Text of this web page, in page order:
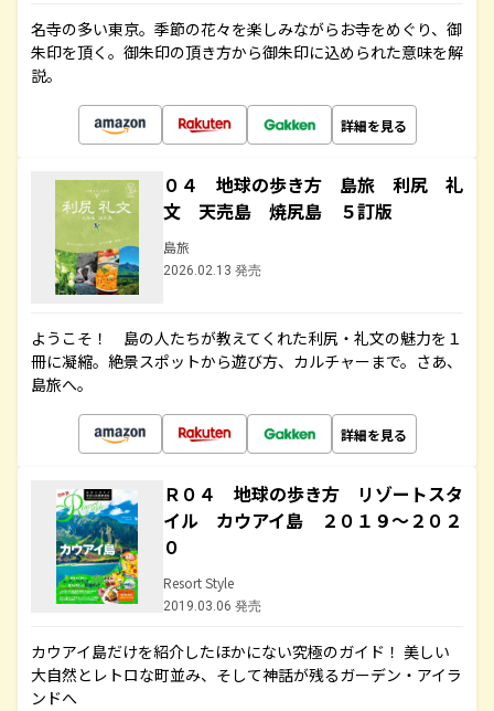
名寺の多い東京。季節の花々を楽しみながらお寺をめぐり、御
朱印を頂く。御朱印の頂き方から御朱印に込められた意味を解
説。
詳細を見る
０４ 地球の歩き方 島旅 利尻 礼
文 天売島 焼尻島 ５訂版
島旅
2026.02.13 発売
ようこそ！ 島の人たちが教えてくれた利尻・礼文の魅力を１
冊に凝縮。絶景スポットから遊び方、カルチャーまで。さあ、
島旅へ。
詳細を見る
Ｒ０４ 地球の歩き方 リゾートスタ
イル カウアイ島 ２０１９～２０２
０
Resort Style
2019.03.06 発売
カウアイ島だけを紹介したほかにない究極のガイド！ 美しい
大自然とレトロな町並み、そして神話が残るガーデン・アイラ
ンドへ